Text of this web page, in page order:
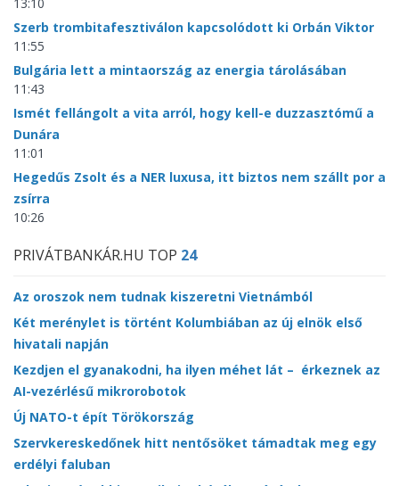
Szerb trombitafesztiválon kapcsolódott ki Orbán Viktor
11:55
Bulgária lett a mintaország az energia tárolásában
11:43
Ismét fellángolt a vita arról, hogy kell-e duzzasztómű a
Dunára
11:01
Hegedűs Zsolt és a NER luxusa, itt biztos nem szállt por a
zsírra
10:26
PRIVÁTBANKÁR.HU TOP 24
Az oroszok nem tudnak kiszeretni Vietnámból
Két merénylet is történt Kolumbiában az új elnök első
hivatali napján
Kezdjen el gyanakodni, ha ilyen méhet lát – érkeznek az
AI-vezérlésű mikrorobotok
Új NATO-t épít Törökország
Szervkereskedőnek hitt nentősöket támadtak meg egy
erdélyi faluban